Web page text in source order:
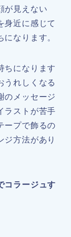
が見えない
身近に感じて
になります。
ちになります
うれしくなる
のメッセージ
ラストが苦手
ープで飾るの
ジ方法があり
コラージュす